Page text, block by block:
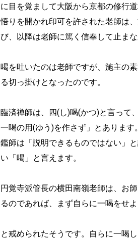
に目を覚まして大阪から京都の修行
悟りを開かれ印可を許された老師は
び、以降は老師に篤く信奉して止ま
喝を吐いたのは老師ですが、施主の
る切っ掛けとなったのです。
臨済禅師は、四(し)喝(かつ)と言って
一喝の用(ゆう)を作さず」とありま
鑑師は「説明できるものではない」
い「喝」と言えます。
円覚寺派管長の横田南嶺老師は、お
るのであれば、まず自らに一喝をせよ
と戒められたそうです。自らに一喝